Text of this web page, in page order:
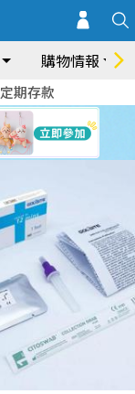
購物情報
定期存款